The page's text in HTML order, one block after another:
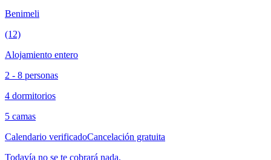
Benimeli
(12)
Alojamiento entero
2 - 8 personas
4 dormitorios
5 camas
Calendario verificadoCancelación gratuita
Todavía no se te cobrará nada.